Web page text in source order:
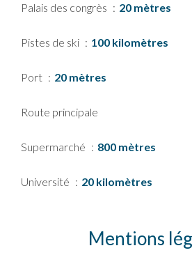
Palais des congrès 20 mètres
Pistes de ski 100 kilomètres
Port 20 mètres
Route principale
Supermarché 800 mètres
Université 20 kilomètres
Mentions